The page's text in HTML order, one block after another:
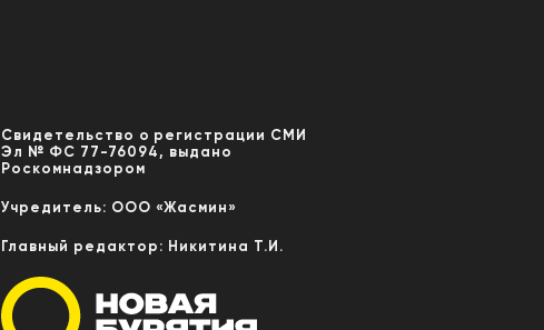
Свидетельство о регистрации СМИ
Эл № ФС 77-76094, выдано
Роскомнадзором
Учредитель: ООО «Жасмин»
Главный редактор: Никитина Т.И.